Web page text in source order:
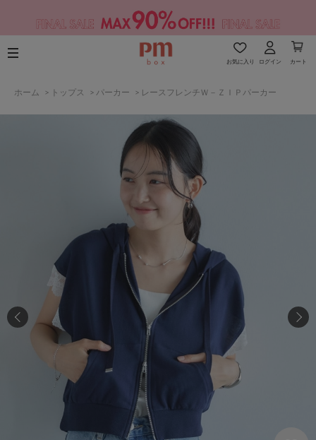
お気に入り ログイン カート
ホーム > トップス > パーカー > レースフレンチＷ－ＺＩＰパーカー